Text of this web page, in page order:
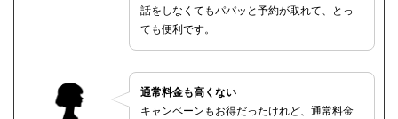
話をしなくてもパパッと予約が取れて、とっ
ても便利です。
通常料金も高くない
キャンペーンもお得だったけれど、通常料金